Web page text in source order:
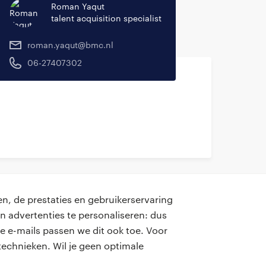
de prestaties en gebruikerservaring
advertenties te personaliseren: dus
e-mails passen we dit ook toe. Voor
Wil je geen optimale
Roman Yaqut
talent acquisition specialist
roman.yaqut@bmc.nl
06-27407302
contact